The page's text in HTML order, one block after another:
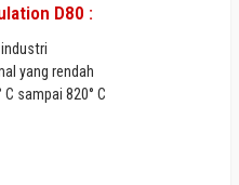
D80 :
yang rendah
sampai 820° C